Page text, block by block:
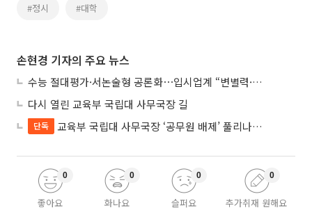
#정시 #대학
손현경 기자의 주요 뉴스
수능 절대평가·서논술형 공론화⋯입시업계 “변별력·사교육 대책 먼저”
다시 열린 교육부 국립대 사무국장 길
단독 교육부 국립대 사무국장 ‘공무원 배제’ 풀리나…응시자격 다시 열렸다
좋아요
0
화나요
0
슬퍼요
0
추가취재 원해요
0